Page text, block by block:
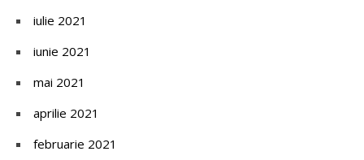
iulie 2021
iunie 2021
mai 2021
aprilie 2021
februarie 2021